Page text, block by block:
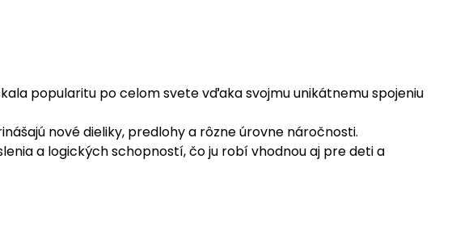
popularitu po celom svete vďaka svojmu unikátnemu spojeniu
nové dieliky, predlohy a rôzne úrovne náročnosti.
a logických schopností, čo ju robí vhodnou aj pre deti a